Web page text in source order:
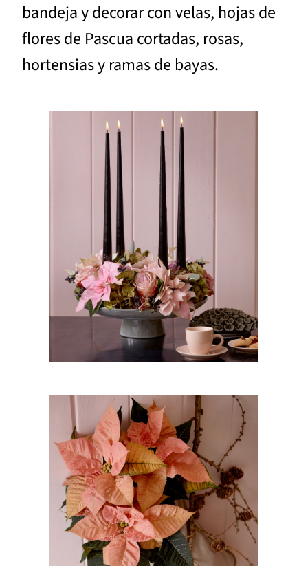
bandeja y decorar con velas, hojas de
flores de Pascua cortadas, rosas,
hortensias y ramas de bayas.